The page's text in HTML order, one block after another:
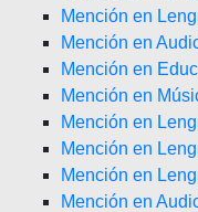
Mención en
Mención en
Mención en
Mención en
Mención en
Mención en
Mención en
Mención en